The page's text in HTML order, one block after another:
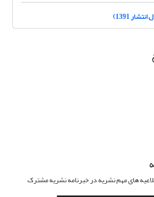
های مهم نشریه در خبرنامه نشریه مشترک